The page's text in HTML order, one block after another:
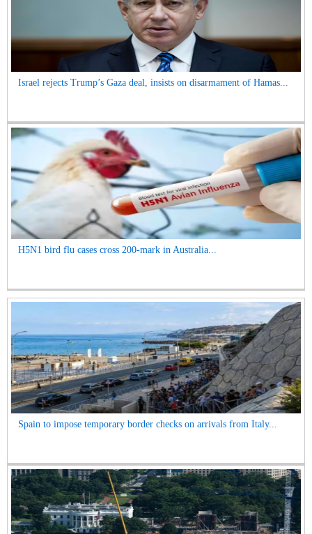
Israel rejects Trump’s Gaza deal, insists on disarmament of Hamas...
H5N1 bird flu cases cross 200-mark in Australia...
Spain to impose temporary border checks on arrivals from Italy...